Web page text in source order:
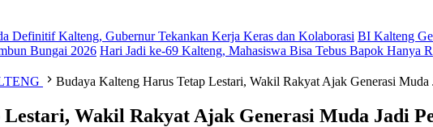
Definitif Kalteng, Gubernur Tekankan Kerja Keras dan Kolaborasi BI Kalteng
Bungai 2026 Hari Jadi ke-69 Kalteng, Mahasiswa Bisa Tebus Bapok Hanya
​Budaya Kalteng Harus Tetap Lestari, Wakil Rakyat Ajak Generasi Muda
Wakil Rakyat Ajak Generasi Muda Jadi